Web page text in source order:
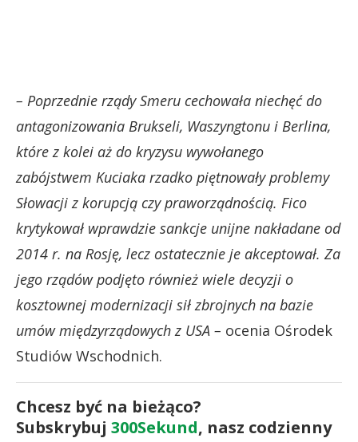
– Poprzednie rządy Smeru cechowała niechęć do
antagonizowania Brukseli, Waszyngtonu i Berlina,
które z kolei aż do kryzysu wywołanego
zabójstwem Kuciaka rzadko piętnowały problemy
Słowacji z korupcją czy praworządnością. Fico
krytykował wprawdzie sankcje unijne nakładane od
2014 r. na Rosję, lecz ostatecznie je akceptował. Za
jego rządów podjęto również wiele decyzji o
kosztownej modernizacji sił zbrojnych na bazie
umów międzyrządowych z USA – ocenia Ośrodek
Studiów Wschodnich.
Chcesz być na bieżąco?
Subskrybuj 300Sekund, nasz codzienny